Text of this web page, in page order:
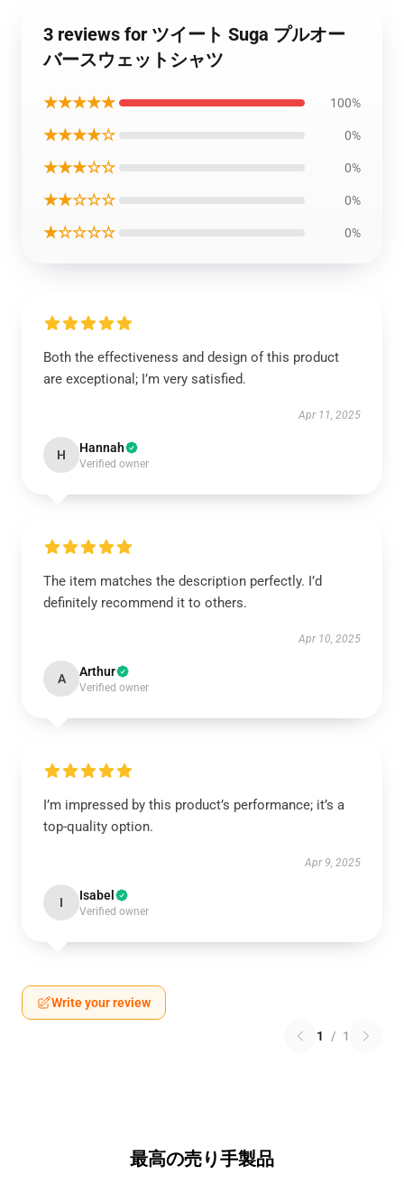
3 reviews for ツイート Suga プルオー
バースウェットシャツ
★★★★★ 100%
★★★★☆ 0%
★★★☆☆ 0%
★★☆☆☆ 0%
★☆☆☆☆ 0%
Both the effectiveness and design of this product
are exceptional; I’m very satisfied.
Apr 11, 2025
H Hannah
Verified owner
The item matches the description perfectly. I’d
definitely recommend it to others.
Apr 10, 2025
A Arthur
Verified owner
I’m impressed by this product’s performance; it’s a
top-quality option.
Apr 9, 2025
I Isabel
Verified owner
Write your review
1 / 1
最高の売り手製品